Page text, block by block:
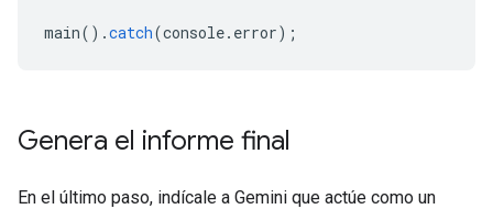
main().catch(console. error);
Genera el informe final
En el último paso, indícale a Gemini que actúe como un